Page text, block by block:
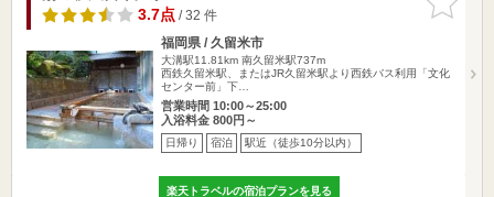
りに追加
3.7点/ 32 件
福岡県 / 久留米市
大溝駅11.81km 南久留米駅737m
西鉄久留米駅、またはJR久留米駅より西鉄バス利用「文化
センター前」下…
営業時間 10:00～25:00
入浴料金 800円～
日帰り 宿泊 駅近（徒歩10分以内）
楽天トラベルの宿泊プランを見る